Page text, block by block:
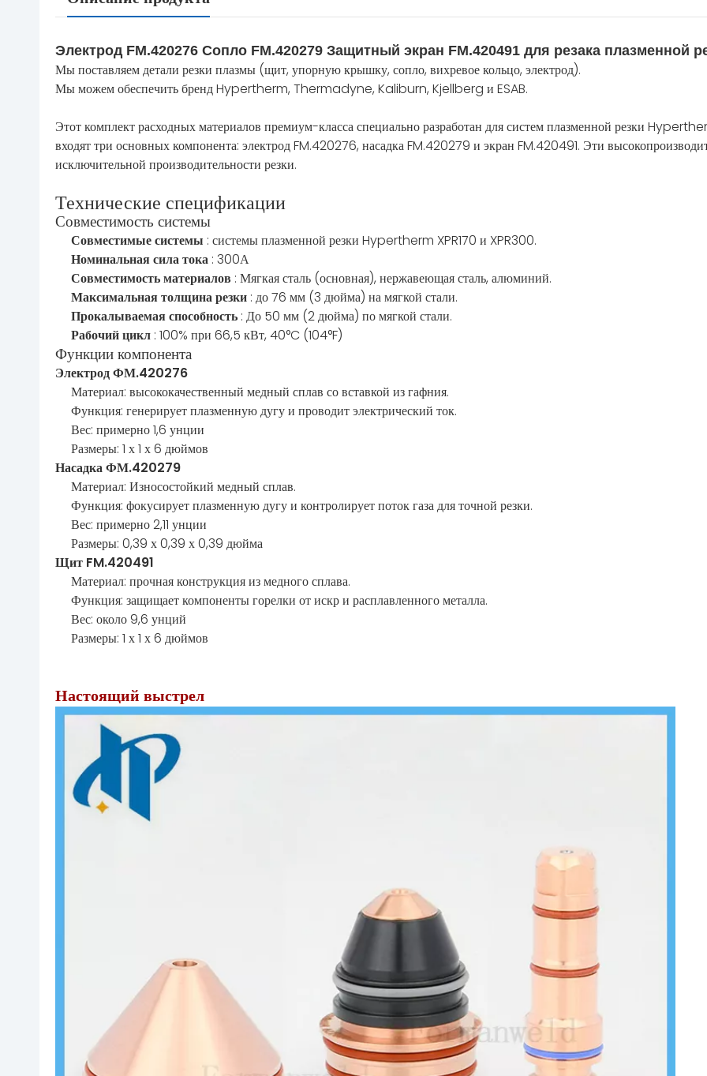
Электрод FM.420276 Сопло FM.420279 Защитный экран FM.420491 для резака плазменной
Мы поставляем детали резки плазмы (щит, упорную крышку, сопло, вихревое кольцо, электрод).
Мы можем обеспечить бренд Hypertherm, Thermadyne, Kaliburn, Kjellberg и ESAB.
Этот комплект расходных материалов премиум-класса специально разработан для систем плазменной резки
входят три основных компонента: электрод FM.420276, насадка FM.420279 и экран FM.420491. Эти
исключительной производительности резки.
Технические спецификации
Совместимость системы
Совместимые системы : системы плазменной резки Hypertherm XPR170 и XPR300.
Номинальная сила тока : 300А
Совместимость материалов : Мягкая сталь (основная), нержавеющая сталь, алюминий.
Максимальная толщина резки : до 76 мм (3 дюйма) на мягкой стали.
Прокалываемая способность : До 50 мм (2 дюйма) по мягкой стали.
Рабочий цикл : 100% при 66,5 кВт, 40°C (104°F)
Функции компонента
Электрод ФМ.420276
Материал: высококачественный медный сплав со вставкой из гафния.
Функция: генерирует плазменную дугу и проводит электрический ток.
Вес: примерно 1,6 унции
Размеры: 1 х 1 х 6 дюймов
Насадка ФМ.420279
Материал: Износостойкий медный сплав.
Функция: фокусирует плазменную дугу и контролирует поток газа для точной резки.
Вес: примерно 2,11 унции
Размеры: 0,39 х 0,39 х 0,39 дюйма
Щит FM.420491
Материал: прочная конструкция из медного сплава.
Функция: защищает компоненты горелки от искр и расплавленного металла.
Вес: около 9,6 унций
Размеры: 1 х 1 х 6 дюймов
Настоящий выстрел